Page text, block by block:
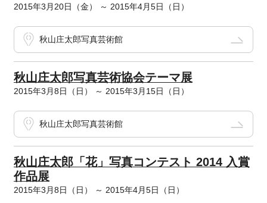
2015年3月20日（金） ～ 2015年4月5日（日）
秋山庄太郎写真芸術館
秋山庄太郎写真芸術協会テーマ展
2015年3月8日（日） ～ 2015年3月15日（日）
秋山庄太郎写真芸術館
秋山庄太郎「花」写真コンテスト 2014 入賞
作品展
2015年3月8日（日） ～ 2015年4月5日（日）